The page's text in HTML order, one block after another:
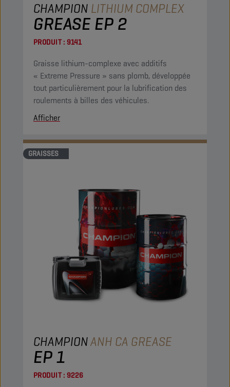
CHAMPION LITHIUM COMPLEX
GREASE EP 2
PRODUIT : 9141
Graisse lithium-complexe avec additifs
« Extreme Pressure » sans plomb, développée
tout particulièrement pour la lubrification des
roulements à billes des véhicules.
Afficher
GRAISSES
CHAMPIONANH CA GREASE
EP 1
PRODUIT : 9226